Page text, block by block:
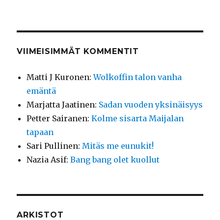
VIIMEISIMMÄT KOMMENTIT
Matti J Kuronen:Wolkoffin talon vanha
emäntä
Marjatta Jaatinen: Sadan vuoden yksinäisyys
Petter Sairanen:Kolme sisarta Maijalan
tapaan
Sari Pullinen: Mitäs me eunukit!
Nazia Asif:Bang bang olet kuollut
ARKISTOT